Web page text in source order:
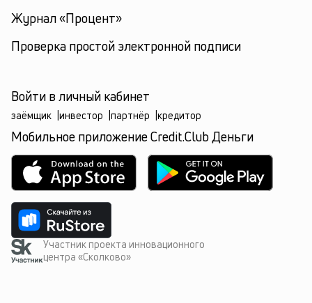
Журнал «Процент»
Проверка простой электронной подписи
Войти в личный кабинет
заёмщик инвестор партнёр кредитор
Мобильное приложение Credit.Club Деньги
Участник проекта инновационного
центра «Сколково»